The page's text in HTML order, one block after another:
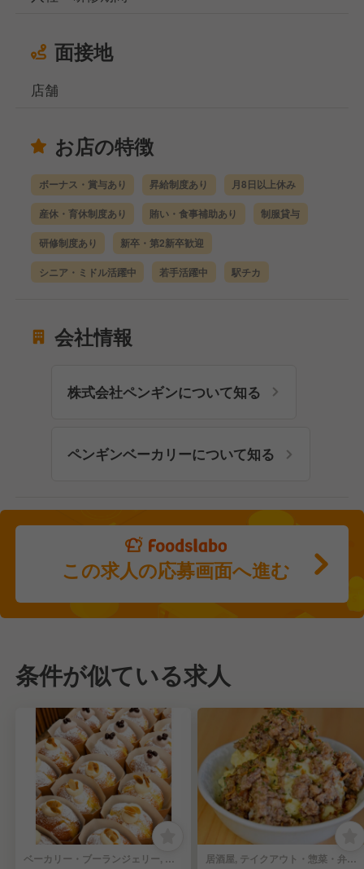
面接地
店舗
お店の特徴
ボーナス・賞与あり 昇給制度あり 月8日以上休み
産休・育休制度あり 賄い・食事補助あり 制服貸与
研修制度あり 新卒・第2新卒歓迎
シニア・ミドル活躍中 若手活躍中 駅チカ
会社情報
株式会社ペンギンについて知る
ペンギンベーカリーについて知る
この求人の応募画面へ進む
条件が似ている求人
ベーカリー・ブーランジェリー, テイクアウト・惣菜・弁当屋 | 店長・店長候補 居酒屋, テイクアウト・惣菜・弁当屋 | 店長・店長候補